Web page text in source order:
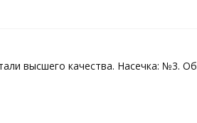
высшего качества. Насечка: №3.